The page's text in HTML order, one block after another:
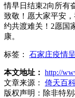
情早日结束2向所有
致敬！愿大家平安
约共渡难关！2愿国
康。
标签： 石家庄疫情
本文地址： http://
文章来源：
倚天百
版权声明： 除非特